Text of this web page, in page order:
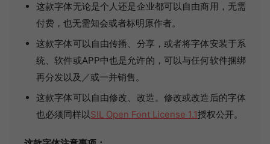
这款字体无论是个人还是企业都可以自由商用，无需
付费，也无需知会或者标明原作者。
这款字体可以自由传播、分享，或者将字体安装于系
统、软件或APP中也是允许的，可以与任何软件捆绑
再分发以及／或一并销售。
这款字体可以自由修改、改造。修改或改造后的字体
也必须同样以SIL Open Font License 1.1授权公开。